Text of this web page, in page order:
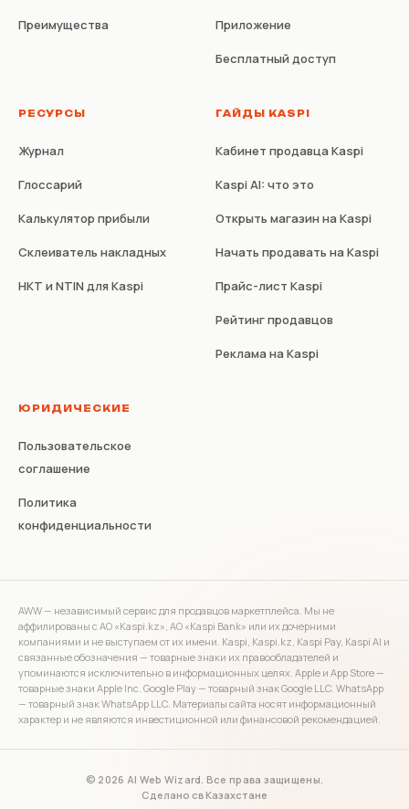
Преимущества Приложение
Бесплатный доступ
РЕСУРСЫ
Журнал
Глоссарий
Калькулятор прибыли
Склеиватель накладных
НКТ и NTIN для Kaspi
ГАЙДЫ KASPI
Кабинет продавца Kaspi
Kaspi AI: что это
Открыть магазин на Kaspi
Начать продавать на Kaspi
Прайс-лист Kaspi
Рейтинг продавцов
Реклама на Kaspi
ЮРИДИЧЕСКИЕ
Пользовательское
соглашение
Политика
конфиденциальности
AWW — независимый сервис для продавцов маркетплейса. Мы не
аффилированы с АО «Kaspi.kz», АО «Kaspi Bank» или их дочерними
компаниями и не выступаем от их имени. Kaspi, Kaspi.kz, Kaspi Pay, Kaspi AI и
связанные обозначения — товарные знаки их правообладателей и
упоминаются исключительно в информационных целях. Apple и App Store —
товарные знаки Apple Inc. Google Play — товарный знак Google LLC. WhatsApp
— товарный знак WhatsApp LLC. Материалы сайта носят информационный
характер и не являются инвестиционной или финансовой рекомендацией.
© 2026 AI Web Wizard. Все права защищены.
Сделано св Казахстане